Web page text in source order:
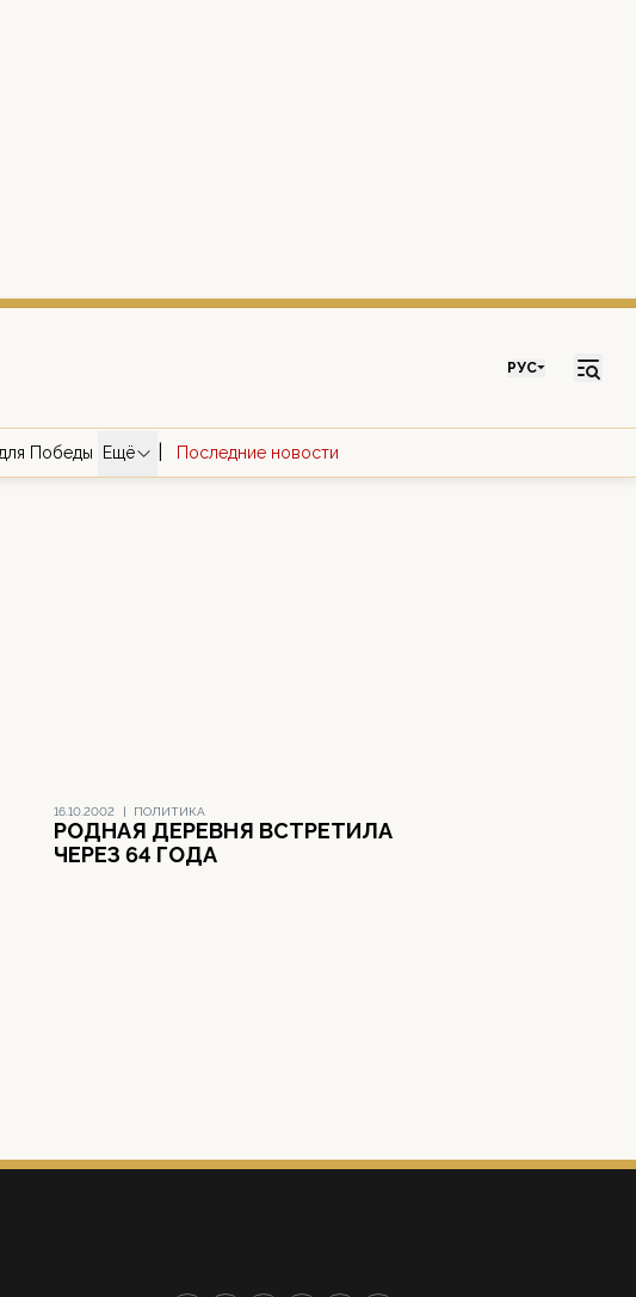
РУС
Победы Ещё Последние новости
16.10.2002 | ПОЛИТИКА
РОДНАЯ ДЕРЕВНЯ ВСТРЕТИЛА
ЧЕРЕЗ 64 ГОДА